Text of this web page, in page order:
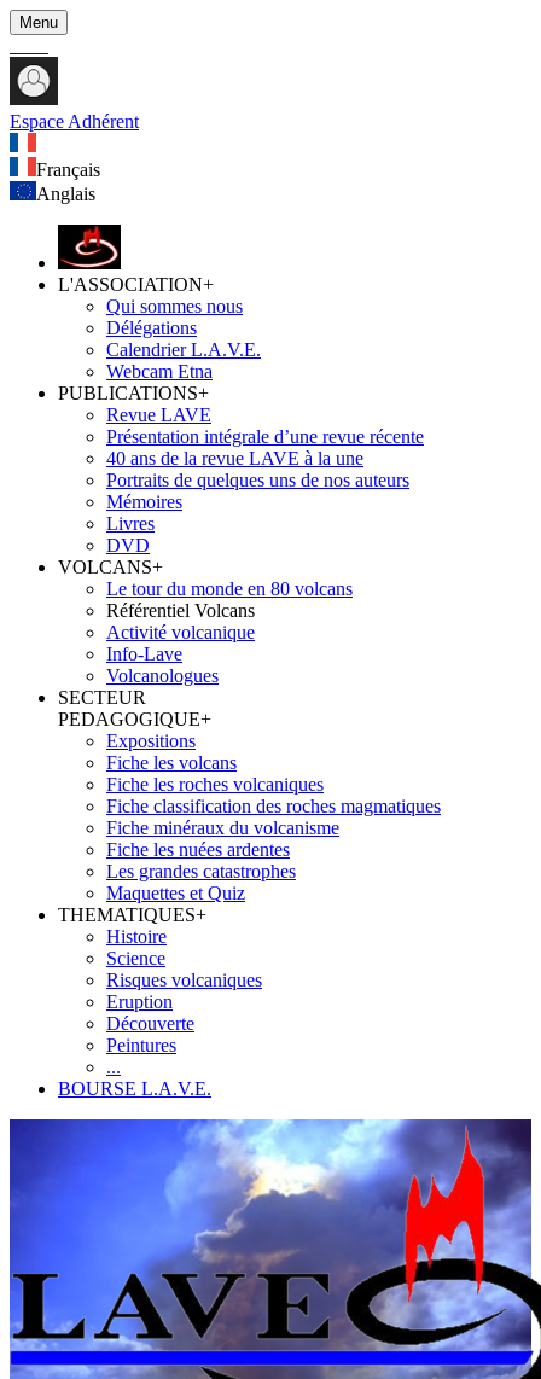
Menu
Espace Adhérent
Français
Anglais
L'ASSOCIATION+
Qui sommes nous
Délégations
Calendrier L.A.V.E.
Webcam Etna
PUBLICATIONS+
Revue LAVE
Présentation intégrale d’une revue récente
40 ans de la revue LAVE à la une
Portraits de quelques uns de nos auteurs
Mémoires
Livres
DVD
VOLCANS+
Le tour du monde en 80 volcans
Référentiel Volcans
Activité volcanique
Info-Lave
Volcanologues
SECTEUR
PEDAGOGIQUE+
Expositions
Fiche les volcans
Fiche les roches volcaniques
Fiche classification des roches magmatiques
Fiche minéraux du volcanisme
Fiche les nuées ardentes
Les grandes catastrophes
Maquettes et Quiz
THEMATIQUES+
Histoire
Science
Risques volcaniques
Eruption
Découverte
Peintures
...
BOURSE L.A.V.E.